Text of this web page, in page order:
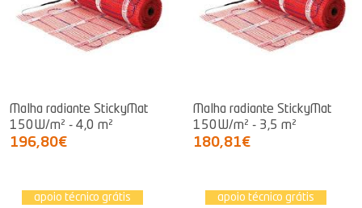
Malha radiante StickyMat
150W/m² - 4,0 m²
196,80€
Malha radiante StickyMat
150W/m² - 3,5 m²
180,81€
apoio técnico grátis apoio técnico grátis